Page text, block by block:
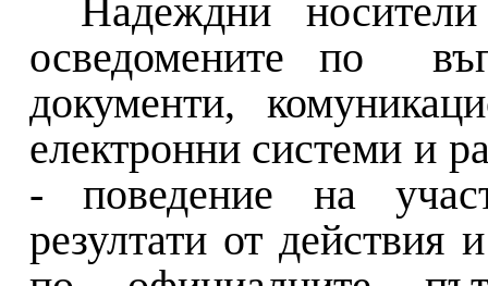
Надеждни
осведомените по
документи,
електронни системи и
- поведение на
резултати от